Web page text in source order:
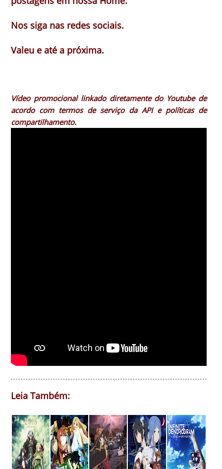
Nos siga nas redes sociais.
Valeu e até a próxima.
Vídeo promocional linkado diretamente do Youtube de
acordo com termos de serviço da API e políticas de
compartilhamento.
Leia Também: